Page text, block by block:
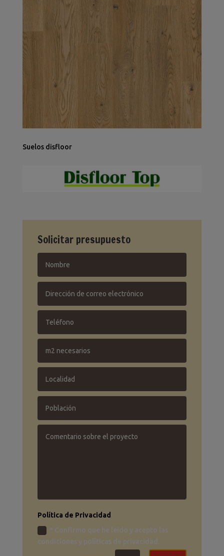
Suelos disfloor
Solicitar presupuesto
Política de Privacidad
* Confirmo que he leído y acepto las
condiciones y políticas de privacidad.